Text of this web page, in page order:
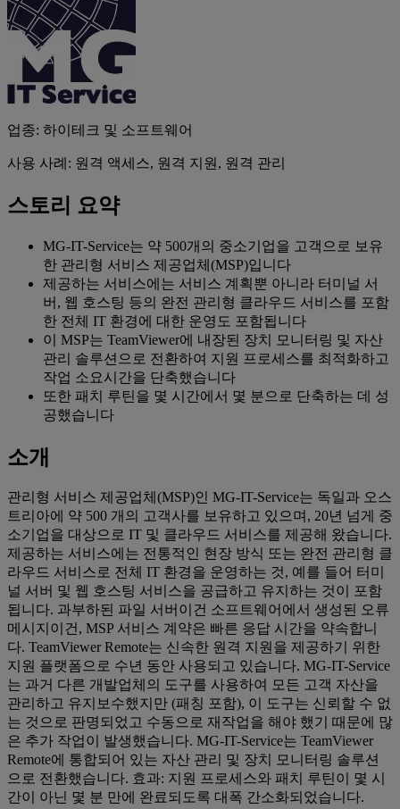
업종: 하이테크 및 소프트웨어
사용 사례: 원격 액세스, 원격 지원, 원격 관리
스토리 요약
MG-IT-Service는 약 500개의 중소기업을 고객으로 보유
한 관리형 서비스 제공업체(MSP)입니다
제공하는 서비스에는 서비스 계획뿐 아니라 터미널 서
버, 웹 호스팅 등의 완전 관리형 클라우드 서비스를 포함
한 전체 IT 환경에 대한 운영도 포함됩니다
이 MSP는 TeamViewer에 내장된 장치 모니터링 및 자산
관리 솔루션으로 전환하여 지원 프로세스를 최적화하고
작업 소요시간을 단축했습니다
또한 패치 루틴을 몇 시간에서 몇 분으로 단축하는 데 성
공했습니다
소개
관리형 서비스 제공업체(MSP)인 MG-IT-Service는 독일과 오스
트리아에 약 500 개의 고객사를 보유하고 있으며, 20년 넘게 중
소기업을 대상으로 IT 및 클라우드 서비스를 제공해 왔습니다.
제공하는 서비스에는 전통적인 현장 방식 또는 완전 관리형 클
라우드 서비스로 전체 IT 환경을 운영하는 것, 예를 들어 터미
널 서버 및 웹 호스팅 서비스을 공급하고 유지하는 것이 포함
됩니다. 과부하된 파일 서버이건 소프트웨어에서 생성된 오류
메시지이건, MSP 서비스 계약은 빠른 응답 시간을 약속합니
다. TeamViewer Remote는 신속한 원격 지원을 제공하기 위한
지원 플랫폼으로 수년 동안 사용되고 있습니다. MG-IT-Service
는 과거 다른 개발업체의 도구를 사용하여 모든 고객 자산을
관리하고 유지보수했지만 (패칭 포함), 이 도구는 신뢰할 수 없
는 것으로 판명되었고 수동으로 재작업을 해야 했기 때문에 많
은 추가 작업이 발생했습니다. MG-IT-Service는 TeamViewer
Remote에 통합되어 있는 자산 관리 및 장치 모니터링 솔루션
으로 전환했습니다. 효과: 지원 프로세스와 패치 루틴이 몇 시
간이 아닌 몇 분 만에 완료되도록 대폭 간소화되었습니다.